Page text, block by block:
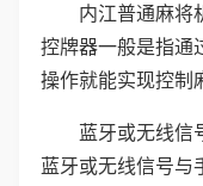
内江普通麻将
控牌器一般是指通
操作就能实现控制
蓝牙或无线信
蓝牙或无线信号与